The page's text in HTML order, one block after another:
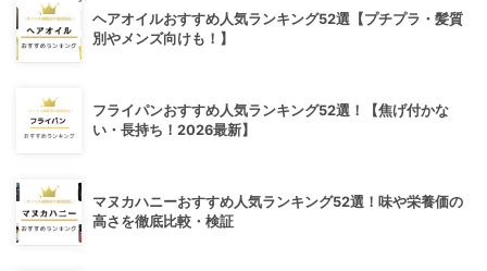
ヘアオイルおすすめ人気ランキング52選【プチプラ・髪質
別やメンズ向けも！】
フライパンおすすめ人気ランキング52選！【焦げ付かな
い・長持ち！2026最新】
マヌカハニーおすすめ人気ランキング52選！味や栄養価の
高さを徹底比較・検証